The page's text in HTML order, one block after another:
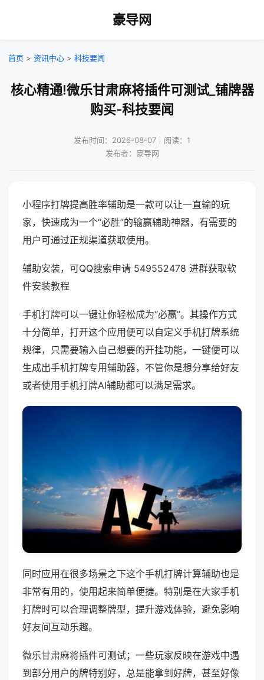
豪导网
首页 > 资讯中心 > 科技要闻
核心精通!微乐甘肃麻将插件可测试_铺牌器
购买-科技要闻
发布时间：2026-08-07｜阅读：1
发布者：豪导网
小程序打牌提高胜率辅助是一款可以让一直输的玩
家，快速成为一个“必胜”的输赢辅助神器，有需要的
用户可通过正规渠道获取使用。
辅助安装，可QQ搜索申请 549552478 进群获取软
件安装教程
手机打牌可以一键让你轻松成为“必赢”。其操作方式
十分简单，打开这个应用便可以自定义手机打牌系统
规律，只需要输入自己想要的开挂功能，一键便可以
生成出手机打牌专用辅助器，不管你是想分享给好友
或者使用手机打牌AI辅助都可以满足需求。
同时应用在很多场景之下这个手机打牌计算辅助也是
非常有用的，使用起来简单便捷。特别是在大家手机
打牌时可以合理调整牌型，提升游戏体验，避免影响
好友间互动乐趣。
微乐甘肃麻将插件可测试；一些玩家反映在游戏中遇
到部分用户的牌特别好，总是能拿到好牌，甚至好像